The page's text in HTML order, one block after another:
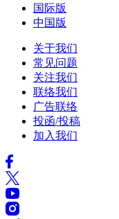
国际版
中国版
关于我们
常见问题
关注我们
联络我们
广告联络
投函/投稿
加入我们